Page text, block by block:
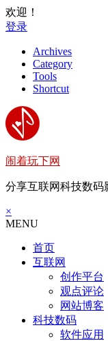
欢迎！
登录
Archives
Category
Tools
Shortcut
闹着玩下网
分享互联网科技数码
×
MENU
首页
互联网
创作平台
观点评论
网站博客
科技数码
软件应用